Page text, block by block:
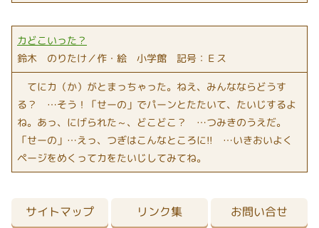
カどこいった？
鈴木 のりたけ／作・絵 小学館 記号：Ｅス
てにカ（か）がとまっちゃった。ねえ、みんなならどうす
る？ …そう！「せーの」でパーンとたたいて、たいじするよ
ね。あっ、にげられた～、どこどこ？ …つみきのうえだ。
「せーの」…えっ、つぎはこんなところに!! …いきおいよく
ページをめくってカをたいじしてみてね。
サイトマップ リンク集 お問い合せ